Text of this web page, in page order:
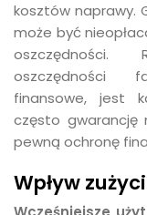
kosztów naprawy.
może być
oszczędności.
oszczędności
finansowe, jest
często gwarancję
pewną ochronę
Wpływ